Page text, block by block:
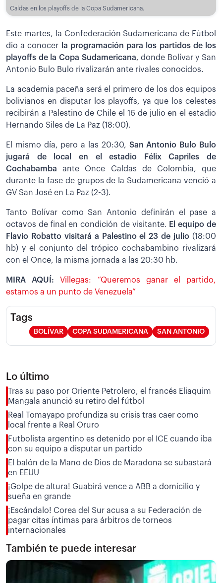
Caldas en los playoffs de la Copa Sudamericana.
Este martes, la Confederación Sudamericana de Fútbol
dio a conocer
la programación para los partidos de los
playoffs de la Copa Sudamericana, donde Bolívar y San
Antonio Bulo Bulo rivalizarán ante rivales conocidos.
La academia paceña será el primero de los dos equipos
bolivianos en disputar los playoffs, ya que los celestes
recibirán a Palestino de Chile el 16 de julio en el estadio
Hernando Siles de La Paz (18:00).
El mismo día, pero a las 20:30, San Antonio Bulo Bulo
jugará de local en el estadio Félix Capriles de
Cochabamba ante Once Caldas de Colombia, que
durante la fase de grupos de la Sudamericana venció a
GV San José en La Paz (2-3).
Tanto Bolívar como San Antonio definirán el pase a
octavos de final en condición de visitante. El equipo de
Flavio Robatto visitará a Palestino el 23 de julio (18:00
hb) y el conjunto del trópico cochabambino rivalizará
con el Once, la misma jornada a las 20:30 hb.
MIRA AQUÍ: Villegas: “Queremos ganar el partido,
estamos a un punto de Venezuela”
Tags
BOLÍVAR COPA SUDAMERICANA SAN ANTONIO
Lo último
Tras su paso por Oriente Petrolero, el francés Eliaquim
Mangala anunció su retiro del fútbol
Real Tomayapo profundiza su crisis tras caer como
local frente a Real Oruro
Futbolista argentino es detenido por el ICE cuando iba
con su equipo a disputar un partido
El balón de la Mano de Dios de Maradona se subastará
en EEUU
¡Golpe de altura! Guabirá vence a ABB a domicilio y
sueña en grande
¡Escándalo! Corea del Sur acusa a su Federación de
pagar citas íntimas para árbitros de torneos
internacionales
También te puede interesar